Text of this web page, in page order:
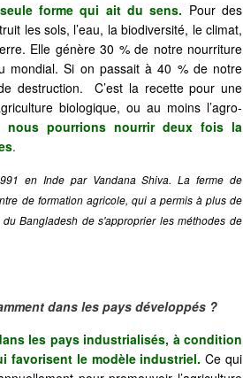
forme qui ait du sens. Pour des
les sols, l’eau, la biodiversité, le climat,
Elle génère 30 % de notre nourriture
mondial. Si on passait à 40 % de notre
destruction. C’est la recette pour une
biologique, ou au moins l’agro-
nous pourrions nourrir deux fois la
.
en Inde par Vandana Shiva. La ferme de
de formation agricole, qui a permis à plus de
Bangladesh de s'approprier les méthodes de
dans les pays développés ?
les pays industrialisés, à condition
favorisent le modèle industriel. Ce qui